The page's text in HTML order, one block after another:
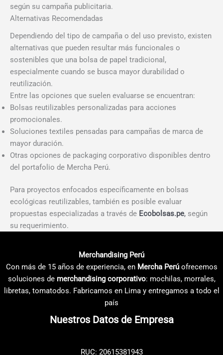
según su campaña publicitaria.
Alternativas Recomendadas
Dependiendo del tipo de campaña o del uso previsto, existen
alternativas que pueden resultar más funcionales o
sostenibles que una bolsa de papel tradicional,
especialmente cuando se busca mayor durabilidad o
reutilización.
Entre las opciones que suelen evaluarse se encuentran:
Bolsas reutilizables personalizadas para acciones
promocionales.
Soluciones textiles pensadas para campañas de marca de
mayor duración.
Otras opciones de packaging corporativo disponibles dentro
del portafolio de Mercha Perú.
Para proyectos enfocados específicamente en bolsas
ecológicas reutilizables, también es posible evaluar
propuestas especializadas a través de Ecobolsas.pe, según
su requerimiento.
Merchandising Perú
Con más de 15 años de experiencia, en Mercha Perú ofrecemos
soluciones de merchandising corporativo: mochilas, morrales,
libretas, tomatodos. Fabricamos en Lima y entregamos a todo el
país
Nuestros Datos de Empresa
RUC: 20615381943